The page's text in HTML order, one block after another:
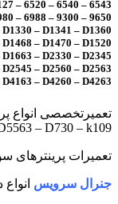
– 6520 – 6540 – 6543
– 6988 – 9300 – 9650
– D1341 – D1360
– D1470 – D1520
– D2330 – D2345
– D2560 – D2563
– D4260 – D4263
– D730 – k109
تعمیرات پرینترهای
جنرال سرویس